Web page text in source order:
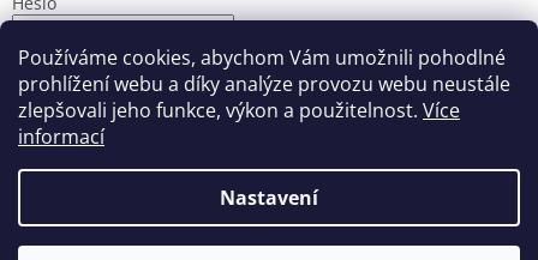
Používáme cookies, abychom Vám umožnili pohodlné
prohlížení webu a díky analýze provozu webu neustále
zlepšovali jeho funkce, výkon a použitelnost. Více
informací
Nastavení
PŘIHLÁSIT SE
Nová registrace Zapomenuté heslo
Vytvořil Shoptet